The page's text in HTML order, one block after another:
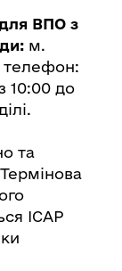
ВПО з
м.
телефон:
10:00 до
та
ІСАР